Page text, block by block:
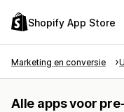
Shopify App Store
Marketing en conversie
Alle apps voor